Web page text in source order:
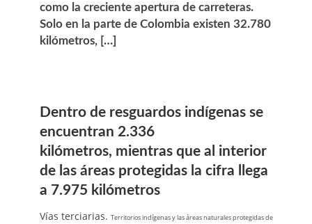
como la creciente apertura de carreteras.
Solo en la parte de Colombia existen 32.780
kilómetros, […]
Dentro de resguardos indígenas se
encuentran 2.336
kilómetros, mientras que al interior
de las áreas protegidas la cifra llega
a 7.975 kilómetros
Vías terciarias. Territorios indígenas y las áreas naturales protegidas de